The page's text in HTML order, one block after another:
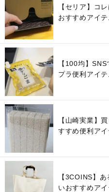
【セリア】コ
おすすめアイ
【100均】
プラ便利アイ
【山崎実業】
すすめ便利ア
【3COINS】
いおすすめア